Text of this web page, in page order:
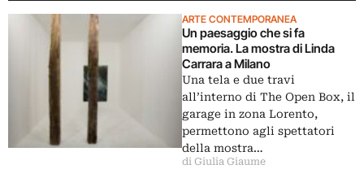
ARTE CONTEMPORANEA
Un paesaggio che si fa
memoria. La mostra di Linda
Carrara a Milano
Una tela e due travi
all’interno di The Open Box, il
garage in zona Lorento,
permettono agli spettatori
della mostra…
di Giulia Giaume